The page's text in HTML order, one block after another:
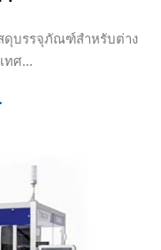
บรรจุภัณฑ์สำหรับต่าง
ทศ...